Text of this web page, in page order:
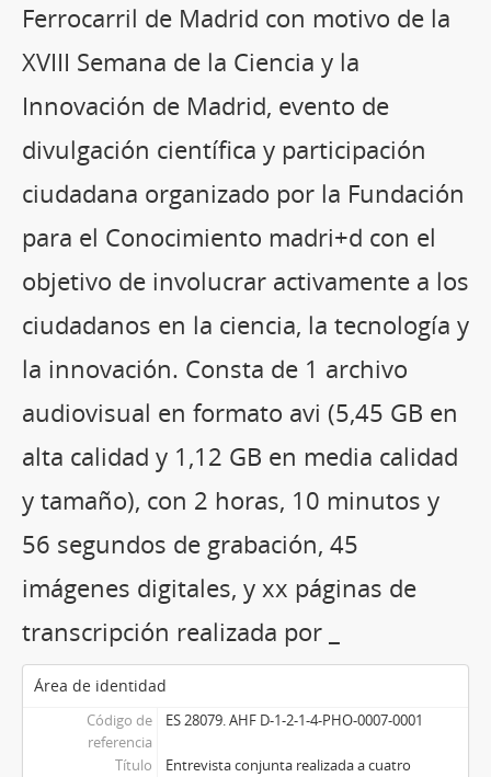
Ferrocarril de Madrid con motivo de la
XVIII Semana de la Ciencia y la
Innovación de Madrid, evento de
divulgación científica y participación
ciudadana organizado por la Fundación
para el Conocimiento madri+d con el
objetivo de involucrar activamente a los
ciudadanos en la ciencia, la tecnología y
la innovación. Consta de 1 archivo
audiovisual en formato avi (5,45 GB en
alta calidad y 1,12 GB en media calidad
y tamaño), con 2 horas, 10 minutos y
56 segundos de grabación, 45
imágenes digitales, y xx páginas de
transcripción realizada por _
Área de identidad
Código de
referencia
ES 28079. AHF D-1-2-1-4-PHO-0007-0001
Título Entrevista conjunta realizada a cuatro